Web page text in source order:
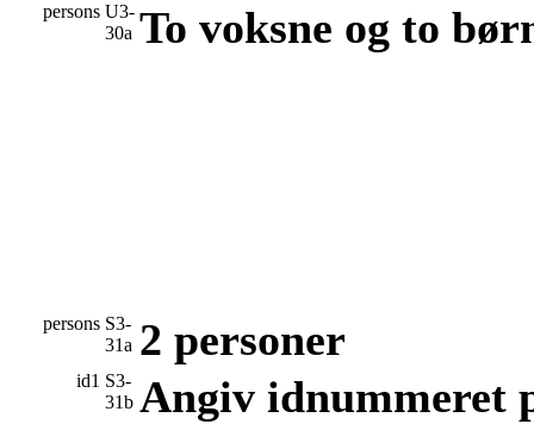
persons U3-
30a To voksne og to
persons S3-
31a 2 personer
id1 S3-
31b Angiv idnummeret